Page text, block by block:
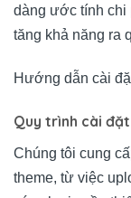
dàng ước tính chi
tăng khả năng ra
Hướng dẫn cài
Quy trình cài
Chúng tôi cung
theme, từ việc